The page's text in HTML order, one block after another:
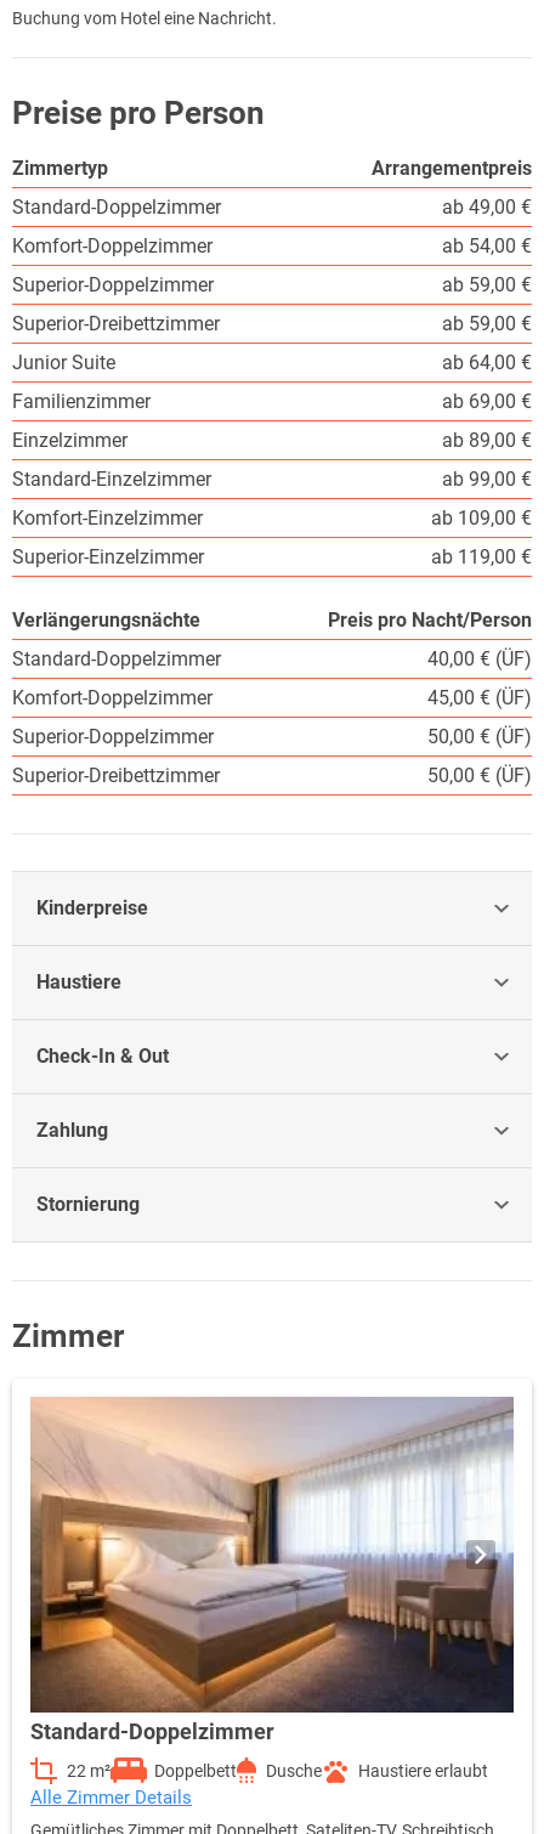
Buchung vom Hotel eine Nachricht.
Preise pro Person
Zimmertyp
Arrangementpreis
Standard-Doppelzimmer
ab 49,00 €
Komfort-Doppelzimmer
ab 54,00 €
Superior-Doppelzimmer
ab 59,00 €
Superior-Dreibettzimmer
ab 59,00 €
Junior Suite
ab 64,00 €
Familienzimmer
ab 69,00 €
Einzelzimmer
ab 89,00 €
Standard-Einzelzimmer
ab 99,00 €
Komfort-Einzelzimmer
ab 109,00 €
Superior-Einzelzimmer
ab 119,00 €
Verlängerungsnächte
Preis pro Nacht/Person
Standard-Doppelzimmer
40,00 € (ÜF)
Komfort-Doppelzimmer
45,00 € (ÜF)
Superior-Doppelzimmer
50,00 € (ÜF)
Superior-Dreibettzimmer
50,00 € (ÜF)
Kinderpreise
Haustiere
Check-In & Out
Zahlung
Stornierung
Zimmer
Standard-Doppelzimmer
22 m² Doppelbett Dusche Haustiere erlaubt
Alle Zimmer Details
Gemütliches Zimmer mit Doppelbett, Sateliten-TV, Schreibtisch